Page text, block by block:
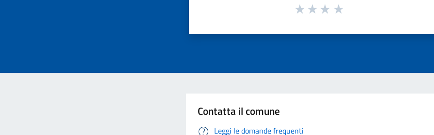
Contatta il comune
Leggi le domande frequenti